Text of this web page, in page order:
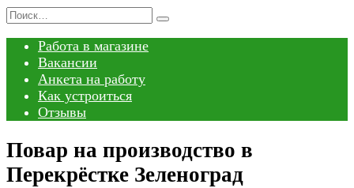
Перейти
содержанию
Search
Работа в магазине
Вакансии
Анкета на работу
Как устроиться
Отзывы
Повар на производство в
Перекрёстке Зеленоград